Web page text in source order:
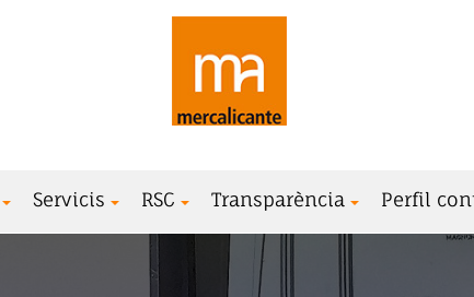
Servicis RSC Transparència Perfil